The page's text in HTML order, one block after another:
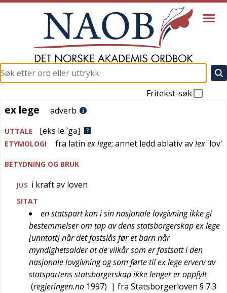
Fritekst-søk
ex lege
ex lege adverb
UTTALE [eks le:`gə]
ETYMOLOGI fra latin ex lege; annet ledd ablativ avlex 'lov'
BETYDNING OG BRUK
JUS i kraft av loven
SITAT
en statspart kan i sin nasjonale lovgivning ikke gi
bestemmelser om tap av dens statsborgerskap ex lege
[unntatt] når det fastslås før et barn når
myndighetsalder at de vilkår som er fastsatt i den
nasjonale lovgivning og som førte til ex lege erverv av
statspartens statsborgerskap ikke lenger er oppfylt
(regjeringen.no 1997) | fra Statsborgerloven § 7.3